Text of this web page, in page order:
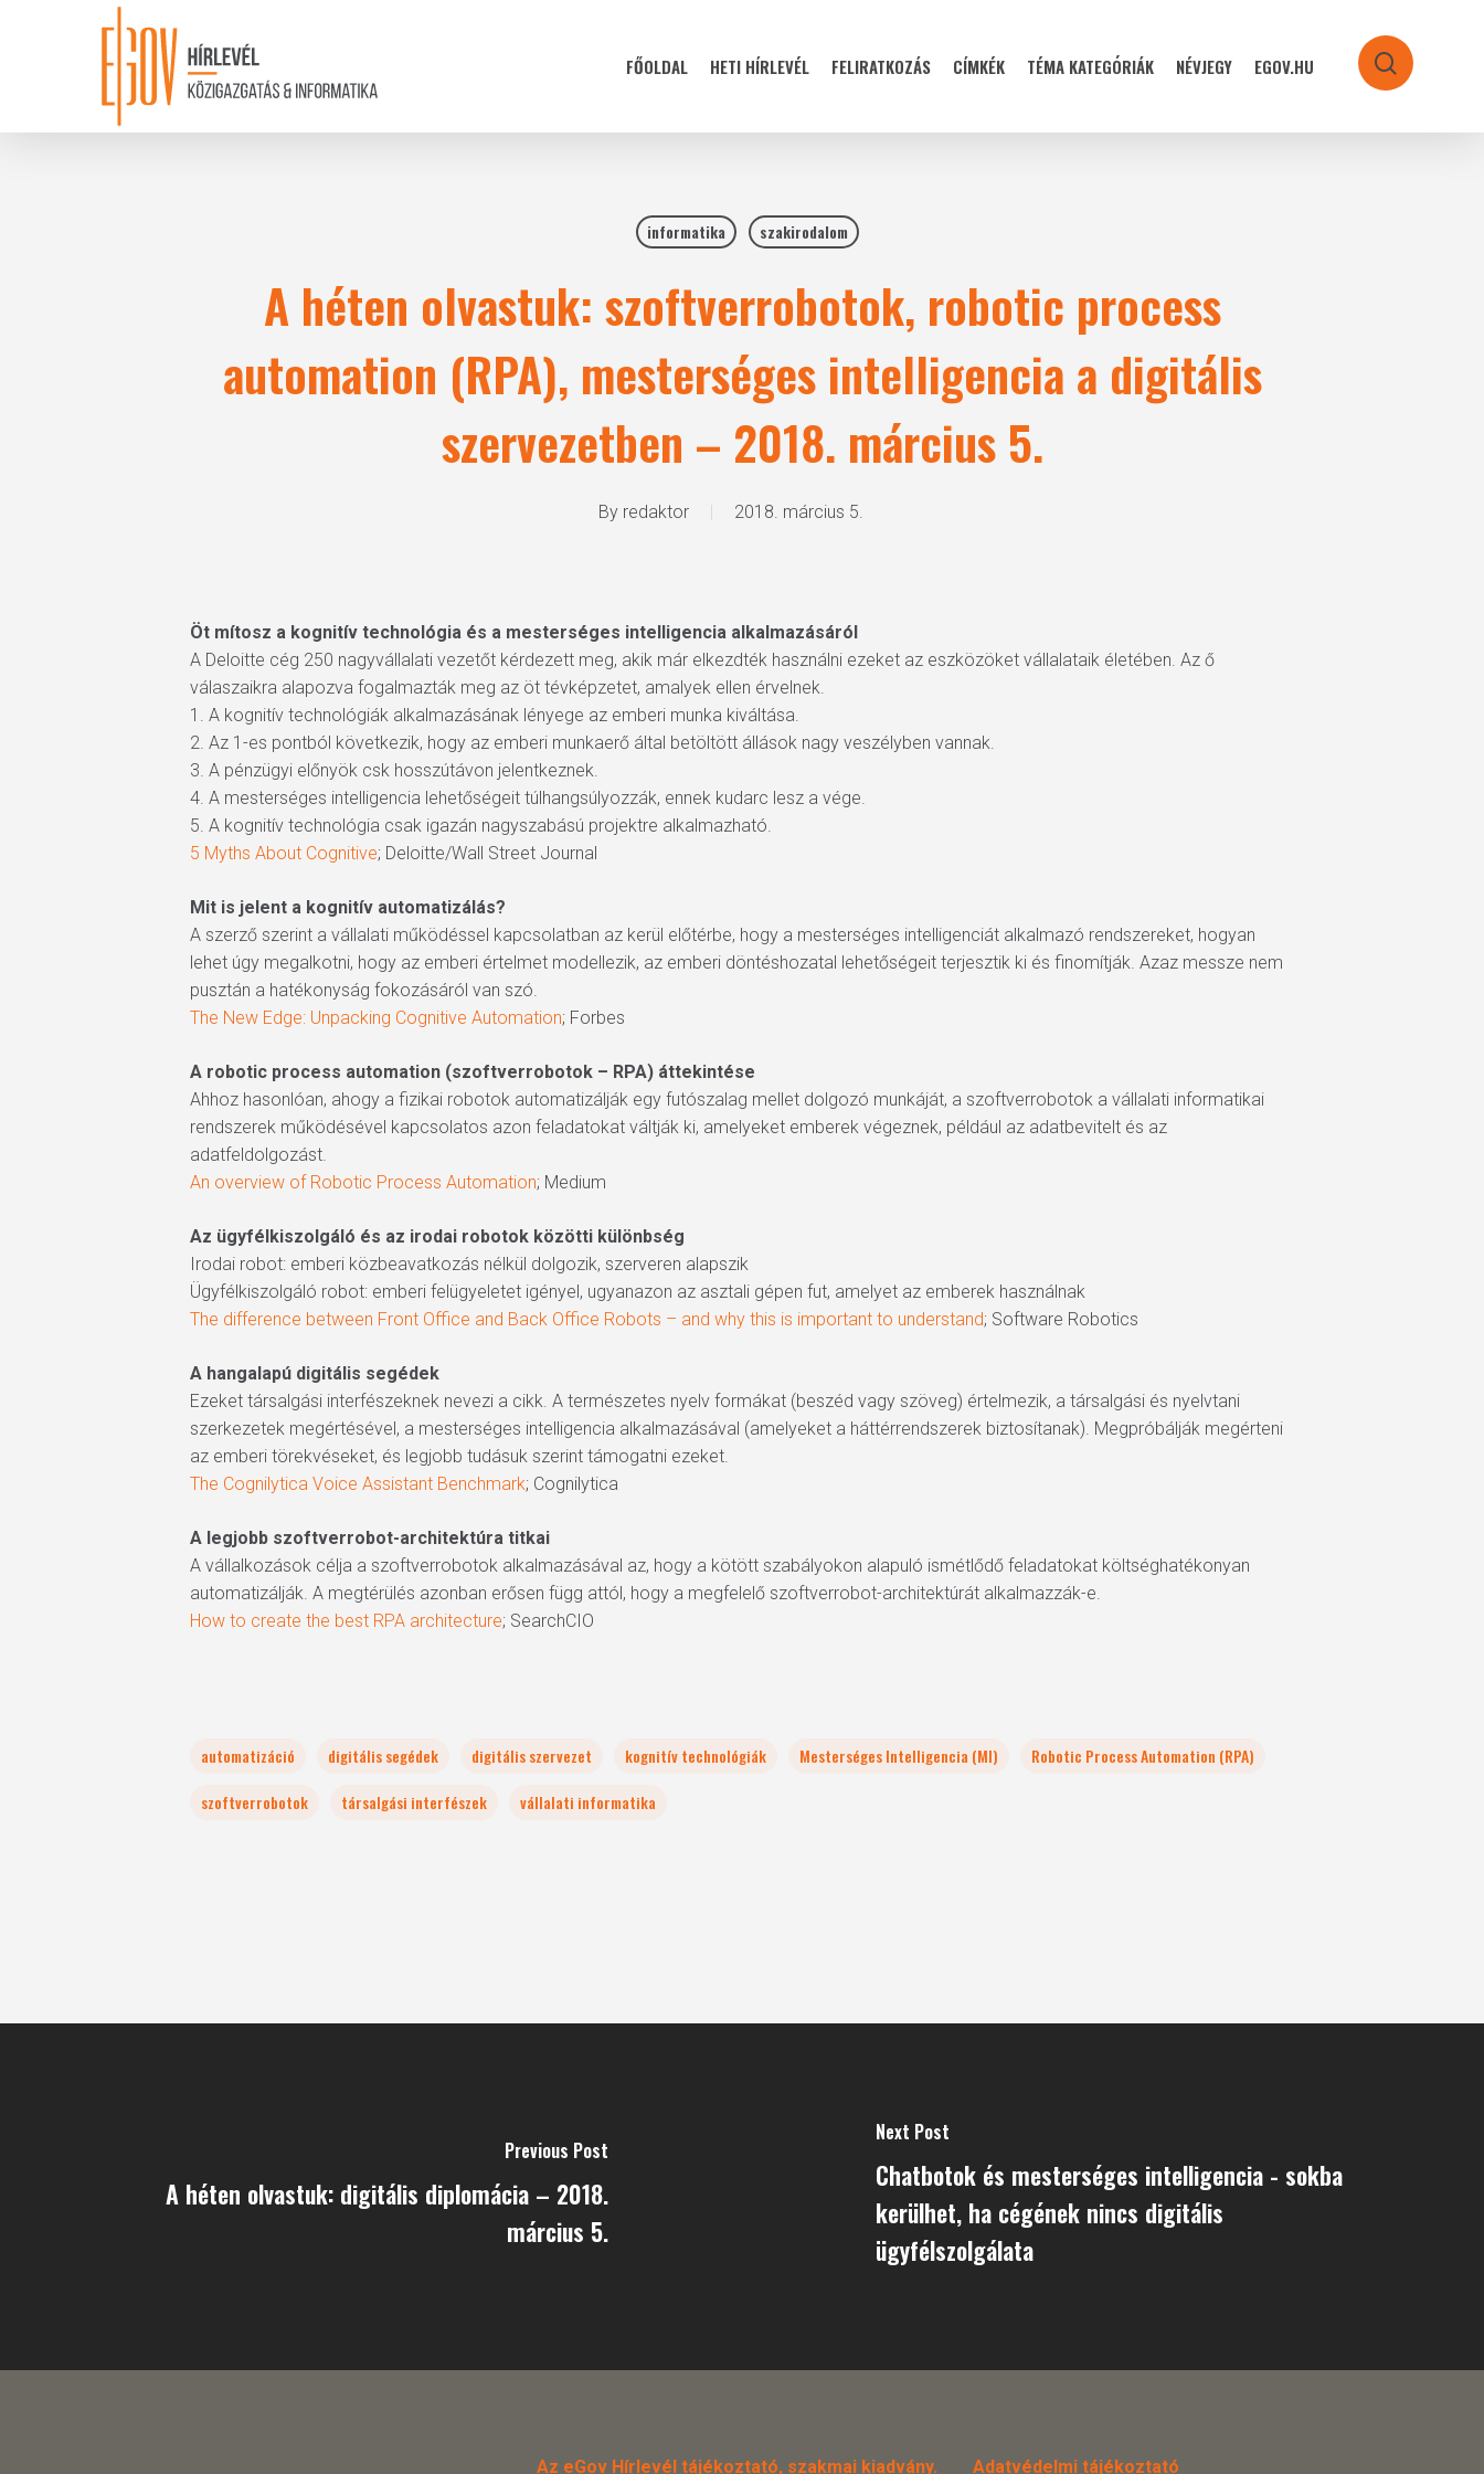
FŐOLDAL HETI HÍRLEVÉL FELIRATKOZÁS CÍMKÉK TÉMA KATEGÓRIÁK NÉVJEGY EGOV.HU search
informatika szakirodalom
A héten olvastuk: szoftverrobotok, robotic process
automation (RPA), mesterséges intelligencia a digitális
szervezetben – 2018. március 5.
By redaktor 2018. március 5.
Öt mítosz a kognitív technológia és a mesterséges intelligencia alkalmazásáról
A Deloitte cég 250 nagyvállalati vezetőt kérdezett meg, akik már elkezdték használni ezeket az eszközöket vállalataik életében. Az ő
válaszaikra alapozva fogalmazták meg az öt tévképzetet, amalyek ellen érvelnek.
1. A kognitív technológiák alkalmazásának lényege az emberi munka kiváltása.
2. Az 1-es pontból következik, hogy az emberi munkaerő által betöltött állások nagy veszélyben vannak.
3. A pénzügyi előnyök csk hosszútávon jelentkeznek.
4. A mesterséges intelligencia lehetőségeit túlhangsúlyozzák, ennek kudarc lesz a vége.
5. A kognitív technológia csak igazán nagyszabású projektre alkalmazható.
5 Myths About Cognitive; Deloitte/Wall Street Journal
Mit is jelent a kognitív automatizálás?
A szerző szerint a vállalati működéssel kapcsolatban az kerül előtérbe, hogy a mesterséges intelligenciát alkalmazó rendszereket, hogyan
lehet úgy megalkotni, hogy az emberi értelmet modellezik, az emberi döntéshozatal lehetőségeit terjesztik ki és finomítják. Azaz messze nem
pusztán a hatékonyság fokozásáról van szó.
The New Edge: Unpacking Cognitive Automation; Forbes
A robotic process automation (szoftverrobotok – RPA) áttekintése
Ahhoz hasonlóan, ahogy a fizikai robotok automatizálják egy futószalag mellet dolgozó munkáját, a szoftverrobotok a vállalati informatikai
rendszerek működésével kapcsolatos azon feladatokat váltják ki, amelyeket emberek végeznek, például az adatbevitelt és az
adatfeldolgozást.
An overview of Robotic Process Automation; Medium
Az ügyfélkiszolgáló és az irodai robotok közötti különbség
Irodai robot: emberi közbeavatkozás nélkül dolgozik, szerveren alapszik
Ügyfélkiszolgáló robot: emberi felügyeletet igényel, ugyanazon az asztali gépen fut, amelyet az emberek használnak
The difference between Front Office and Back Office Robots – and why this is important to understand; Software Robotics
A hangalapú digitális segédek
Ezeket társalgási interfészeknek nevezi a cikk. A természetes nyelv formákat (beszéd vagy szöveg) értelmezik, a társalgási és nyelvtani
szerkezetek megértésével, a mesterséges intelligencia alkalmazásával (amelyeket a háttérrendszerek biztosítanak). Megpróbálják megérteni
az emberi törekvéseket, és legjobb tudásuk szerint támogatni ezeket.
The Cognilytica Voice Assistant Benchmark; Cognilytica
A legjobb szoftverrobot-architektúra titkai
A vállalkozások célja a szoftverrobotok alkalmazásával az, hogy a kötött szabályokon alapuló ismétlődő feladatokat költséghatékonyan
automatizálják. A megtérülés azonban erősen függ attól, hogy a megfelelő szoftverrobot-architektúrát alkalmazzák-e.
How to create the best RPA architecture; SearchCIO
automatizáció digitális segédek digitális szervezet kognitív technológiák Mesterséges Intelligencia (MI)
Robotic Process Automation (RPA)
szoftverrobotok
társalgási interfészek vállalati informatika
Previous Post
A héten olvastuk: digitális diplomácia – 2018.
március 5.
Next Post
Chatbotok és mesterséges intelligencia - sokba
kerülhet, ha cégének nincs digitális
ügyfélszolgálata
Az eGov Hírlevél tájékoztató, szakmai kiadvány. Adatvédelmi tájékoztató